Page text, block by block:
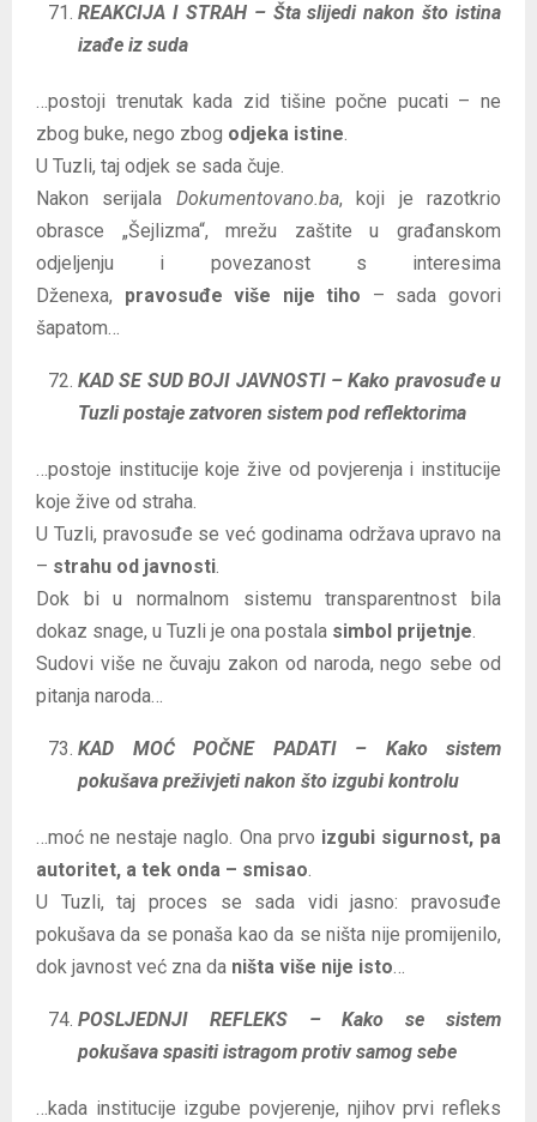
REAKCIJA I STRAH – Šta slijedi nakon što istina
izađe iz suda
…postoji trenutak kada zid tišine počne pucati – ne
zbog buke, nego zbog odjeka istine.
U Tuzli, taj odjek se sada čuje.
Nakon serijala Dokumentovano.ba, koji je razotkrio
obrasce „Šejlizma“, mrežu zaštite u građanskom
odjeljenju i povezanost s interesima
Dženexa, pravosuđe više nije tiho – sada govori
šapatom…
KAD SE SUD BOJI JAVNOSTI – Kako pravosuđe u
Tuzli postaje zatvoren sistem pod reflektorima
…postoje institucije koje žive od povjerenja i institucije
koje žive od straha.
U Tuzli, pravosuđe se već godinama održava upravo na
– strahu od javnosti.
Dok bi u normalnom sistemu transparentnost bila
dokaz snage, u Tuzli je ona postala simbol prijetnje.
Sudovi više ne čuvaju zakon od naroda, nego sebe od
pitanja naroda…
KAD MOĆ POČNE PADATI – Kako sistem
pokušava preživjeti nakon što izgubi kontrolu
…moć ne nestaje naglo. Ona prvo izgubi sigurnost, pa
autoritet, a tek onda – smisao.
U Tuzli, taj proces se sada vidi jasno: pravosuđe
pokušava da se ponaša kao da se ništa nije promijenilo,
dok javnost već zna da ništa više nije isto…
POSLJEDNJI REFLEKS – Kako se sistem
pokušava spasiti istragom protiv samog sebe
…kada institucije izgube povjerenje, njihov prvi refleks